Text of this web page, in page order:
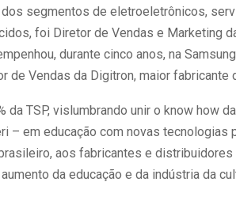
segmentos de eletroeletrônicos,
foi Diretor de Vendas e Marketing
durante cinco anos, na
de Vendas da Digitron, maior fabricante
da TSP, vislumbrando unir o know how
– em educação com novas tecnologias
aos fabricantes e distribuidores
da educação e da indústria da